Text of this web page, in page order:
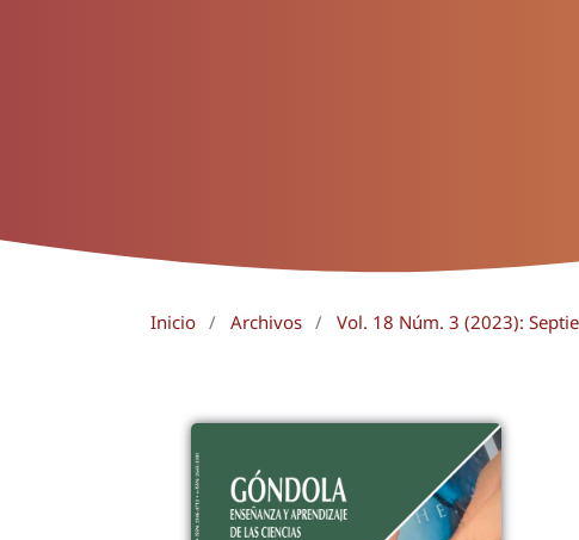
Inicio / Archivos / Vol. 18 Núm. 3 (2023):